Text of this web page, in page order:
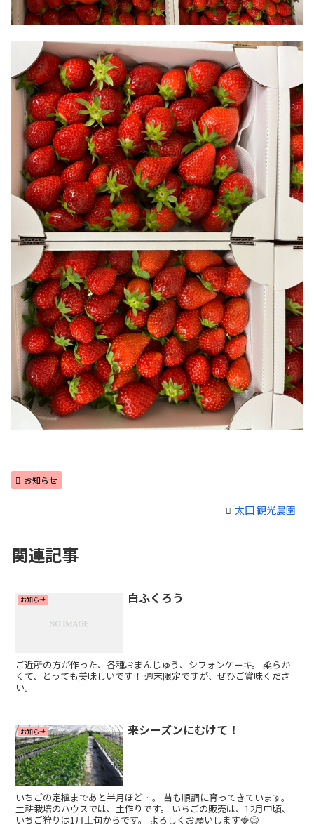
お知らせ
太田 観光農園
関連記事
お知らせ 白ふくろう
ご近所の方が作った、各種おまんじゅう、シフォンケーキ。 柔らか
くて、とっても美味しいです！ 週末限定ですが、ぜひご賞味くださ
い。
お知らせ 来シーズンにむけて！
いちごの定植まであと半月ほど…。 苗も順調に育ってきています。
土耕栽培のハウスでは、土作りです。 いちごの販売は、12月中頃、
いちご狩りは1月上旬からです。 よろしくお願いします🍓😄